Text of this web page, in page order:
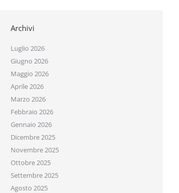
Archivi
Luglio 2026
Giugno 2026
Maggio 2026
Aprile 2026
Marzo 2026
Febbraio 2026
Gennaio 2026
Dicembre 2025
Novembre 2025
Ottobre 2025
Settembre 2025
Agosto 2025